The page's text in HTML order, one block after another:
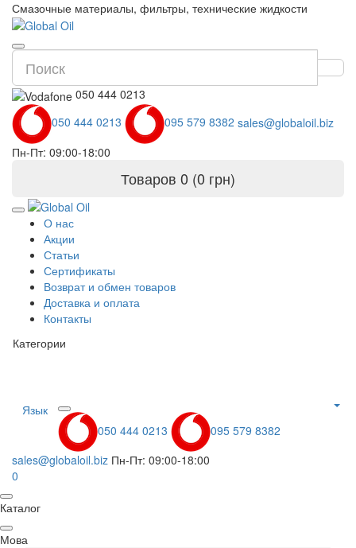
Смазочные материалы, фильтры, технические жидкости
050 444 0213
050 444 0213
095 579 8382 sales@globaloil.biz
Пн-Пт: 09:00-18:00
Товаров 0 (0 грн)
О нас
Акции
Статьи
Сертификаты
Возврат и обмен товаров
Доставка и оплата
Контакты
Категории
Язык
050 444 0213
095 579 8382
sales@globaloil.biz Пн-Пт: 09:00-18:00
0
Каталог
Мова